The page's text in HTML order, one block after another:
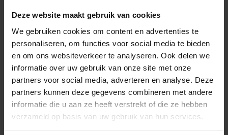
Deze website maakt gebruik van cookies
We gebruiken cookies om content en advertenties te
personaliseren, om functies voor social media te bieden
en om ons websiteverkeer te analyseren. Ook delen we
informatie over uw gebruik van onze site met onze
partners voor social media, adverteren en analyse. Deze
partners kunnen deze gegevens combineren met andere
informatie die u aan ze heeft verstrekt of die ze hebben
verzameld op basis van uw gebruik van hun services.
film inactinique pour vitre
GXO
Les avantages du film anti UV:
• Le film inactinique pour vitre GXO bloque jusqu’à 99% des rayons
UV nocifs (220-380 nm)
• Bloque jusqu’à 90-95% des rayons UV dans la plage inférieure
(380-510 nm)
• Est idéal pour les laboratoires photo, installations
pharmaceutiques ou médicales, labos de recherche, etc.